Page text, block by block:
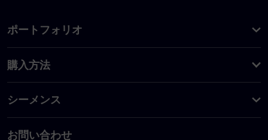
ポートフォリオ
購入方法
シーメンス
お問い合わせ